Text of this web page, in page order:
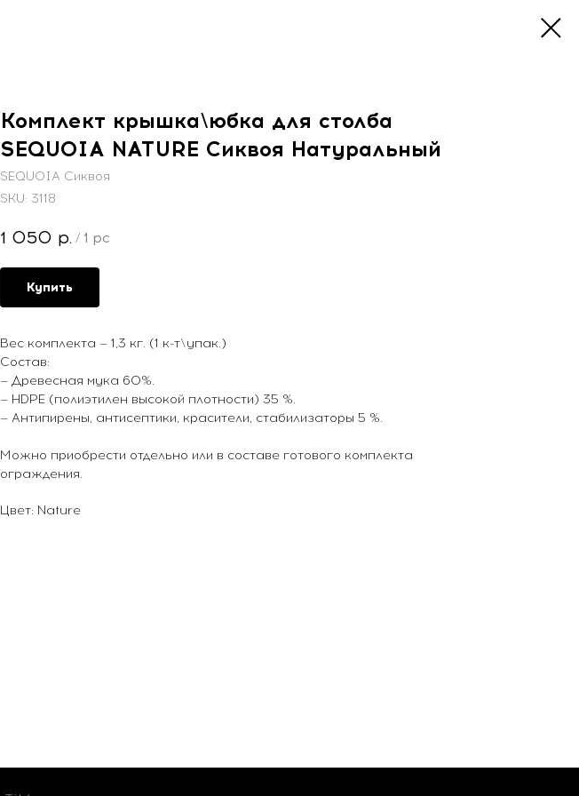
Комплект крышка\юбка для столба
SEQUOIA NATURE Сиквоя Натуральный
SEQUOIA Сиквоя
SKU: 3118
1 050 р. / 1 pc
Купить
Вес комплекта — 1,3 кг. (1 к-т\упак.)
Состав:
— Древесная мука 60%.
— HDPE (полиэтилен высокой плотности) 35 %.
— Антипирены, антисептики, красители, стабилизаторы 5 %.
Можно приобрести отдельно или в составе готового комплекта
ограждения.
Цвет: Nature